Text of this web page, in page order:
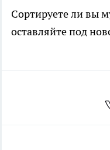
Сортируете ли вы
оставляйте под